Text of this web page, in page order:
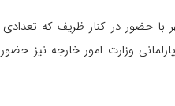
با حضور در کنار ظریف که
وزارت امور خارجه نیز